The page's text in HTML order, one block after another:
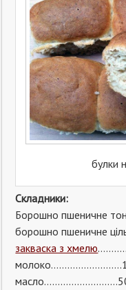
булки
Складники:
Борошно пшеничне
борошно пшеничне
закваска з хмелю
масло………………………50